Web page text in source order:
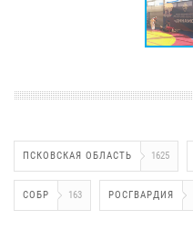
ПСКОВСКАЯ ОБЛАСТЬ 1625
СОБР 163 РОСГВАРДИЯ